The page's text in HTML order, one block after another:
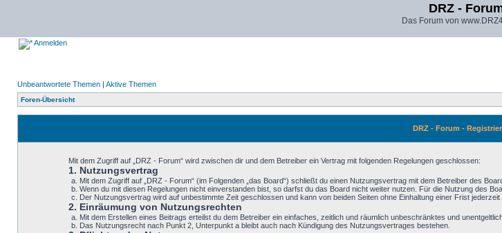
DRZ -
Das Forum von
Anmelden
Unbeantwortete Themen | Aktive Themen
Foren-Übersicht
DRZ - Forum -
Mit dem Zugriff auf „DRZ - Forum“ wird zwischen dir und dem Betreiber ein Vertrag mit folgenden Regelungen geschlossen:
1. Nutzungsvertrag
Mit dem Zugriff auf „DRZ - Forum“ (im Folgenden „das Board“) schließt du einen Nutzungsvertrag mit dem Betreiber des
Wenn du mit diesen Regelungen nicht einverstanden bist, so darfst du das Board nicht weiter nutzen. Für die Nutzung des
Der Nutzungsvertrag wird auf unbestimmte Zeit geschlossen und kann von beiden Seiten ohne Einhaltung einer Frist jederzeit
2. Einräumung von Nutzungsrechten
Mit dem Erstellen eines Beitrags erteilst du dem Betreiber ein einfaches, zeitlich und räumlich unbeschränktes und
Das Nutzungsrecht nach Punkt 2, Unterpunkt a bleibt auch nach Kündigung des Nutzungsvertrages bestehen.